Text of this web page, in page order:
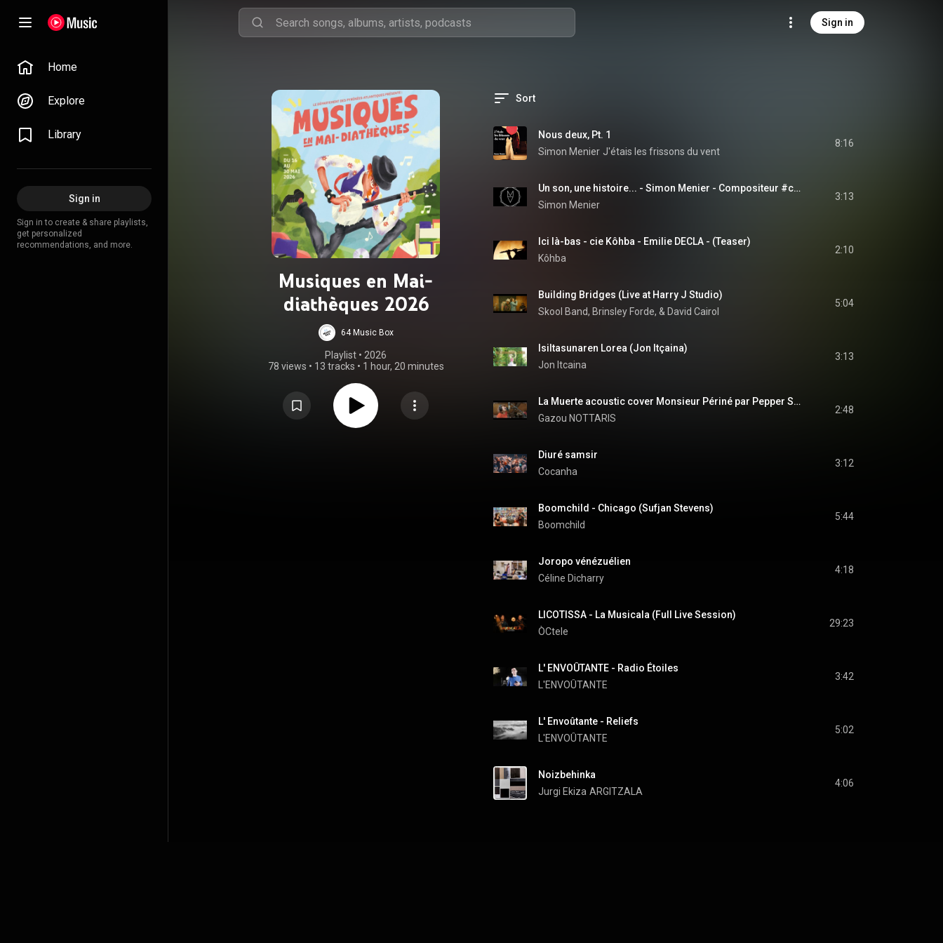
Sign in
Home
Explore
Library
Sign in
Sign in to create & share playlists,
get personalized
recommendations, and more.
Musiques en Mai-
diathèques 2026
64 Music Box
Playlist • 2026
78 views • 13 tracks • 1 hour, 20 minutes
Sort
Nous deux, Pt. 1
Simon Menier J'étais les frissons du vent
8:16
Un son, une histoire... - Simon Menier - Compositeur #cinematic #movie #composer #musicmaker
Simon Menier
3:13
Ici là-bas - cie Kôhba - Emilie DECLA - (Teaser)
Kôhba
2:10
Building Bridges (Live at Harry J Studio)
Skool Band, Brinsley Forde, & David Cairol
5:04
Isiltasunaren Lorea (Jon Itçaina)
Jon Itcaina
3:13
La Muerte acoustic cover Monsieur Périné par Pepper Swing
Gazou NOTTARIS
2:48
Diuré samsir
Cocanha
3:12
Boomchild - Chicago (Sufjan Stevens)
Boomchild
5:44
Joropo vénézuélien
Céline Dicharry
4:18
LICOTISSA - La Musicala (Full Live Session)
ÒCtele
29:23
L' ENVOÛTANTE - Radio Étoiles
L'ENVOÛTANTE
3:42
L' Envoûtante - Reliefs
L'ENVOÛTANTE
5:02
Noizbehinka
Jurgi Ekiza ARGITZALA
4:06